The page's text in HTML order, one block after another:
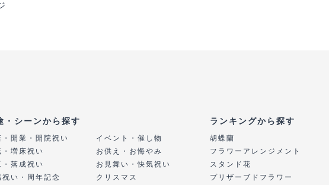
・シーンから探す
・開業・開院祝い
・増床祝い
・落成祝い
祝い・周年記念
イベント・催し物
お供え・お悔やみ
お見舞い・快気祝い
クリスマス
ランキングから探す
胡蝶蘭
フラワーアレンジメント
スタンド花
プリザーブドフラワー